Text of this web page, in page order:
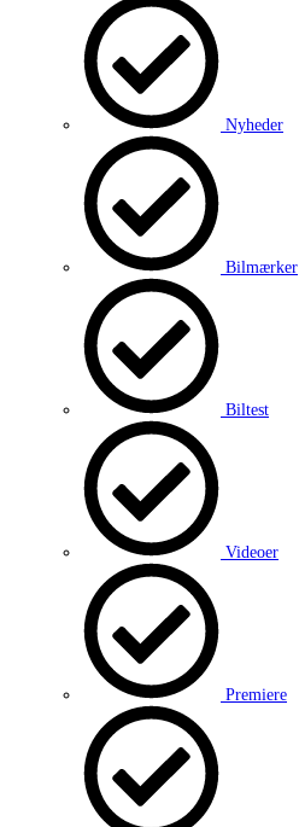
Nyheder
Bilmærker
Biltest
Videoer
Premiere